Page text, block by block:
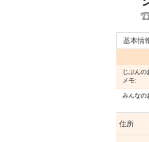
基本情
じぶんの
メモ:
みんなの
住所